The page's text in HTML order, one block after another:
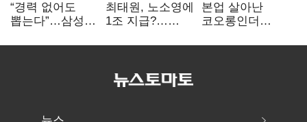
“경력 없어도
뽑는다”…삼성
반도체 인재
최태원, 노소영에
1조 지급?…
본업 살아난
코오롱인더
배터리 소재로